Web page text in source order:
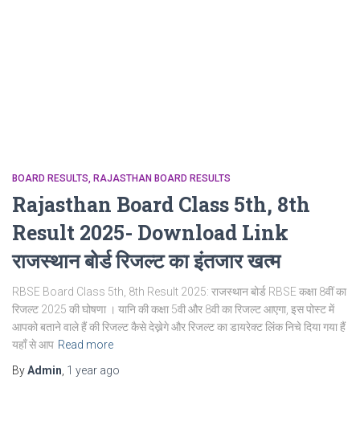
BOARD RESULTS RAJASTHAN BOARD RESULTS
Rajasthan Board Class 5th, 8th
Result 2025- Download Link
राजस्थान बोर्ड रिजल्‍ट का इंतजार खत्‍म
RBSE Board Class 5th, 8th Result 2025: राजस्‍थान बोर्ड RBSE कक्षा 8वीं का
रिजल्ट 2025 की घोषणा । यानि की कक्षा 5वी और 8वी का रिजल्ट आएगा, इस पोस्ट में
आपको बताने वाले हैं की रिजल्ट कैसे देख्नेगे और रिजल्ट का डायरेक्ट लिंक निचे दिया गया हैं
यहाँ से आप Read more
ByAdmin 1 year ago